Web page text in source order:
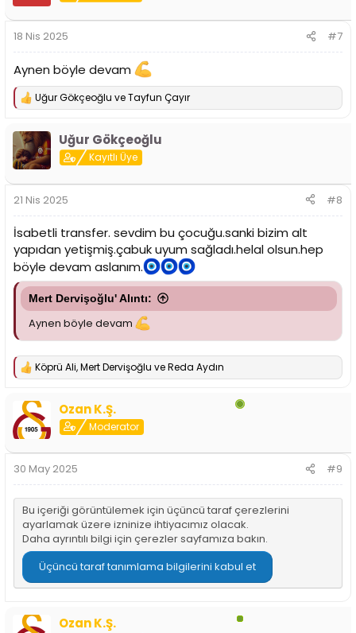
:
18 Nis 2025 #7
Aynen böyle devam
T
p
k
i
l
:
Uğur Gökçeoğlu veTayfun Çayır
Uğur Gökçeoğlu
Kayıtlı Üye
21 Nis 2025 #8
İsabetli transfer. sevdim bu çocuğu.sanki bizim alt
yapıdan yetişmiş.çabuk uyum sağladı.helal olsun.hep
böyle devam aslanım.
Mert Dervişoğlu' Alıntı:
Aynen böyle devam
T
k
i
l
:
Köprü Ali,Mert Dervişoğlu veReda Aydın
Ozan K.Ş.
Moderator
30 May 2025 #9
Bu içeriği görüntülemek için üçüncü taraf çerezlerini
ayarlamak üzere izninize ihtiyacımız olacak.
Daha ayrıntılı bilgi için çerezler sayfamıza bakın.
Üçüncü taraf tanımlama bilgilerini kabul et
Ozan K.Ş.